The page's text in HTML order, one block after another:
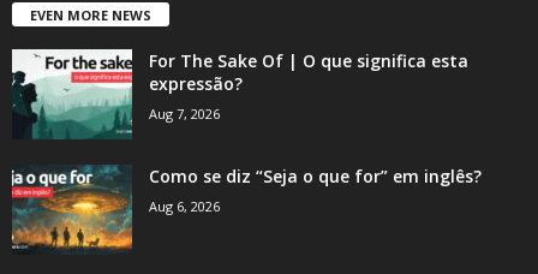
EVEN MORE NEWS
For The Sake Of | O que significa esta
expressão?
Aug 7, 2026
Como se diz “Seja o que for” em inglês?
Aug 6, 2026